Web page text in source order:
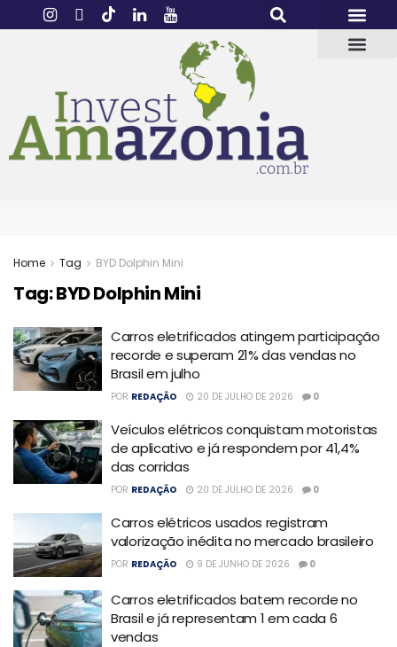
Home Tag BYD Dolphin Mini
Tag:BYD Dolphin Mini
Carros eletrificados atingem participação
recorde e superam 21% das vendas no
Brasil em julho
POR REDAÇÃO 20 DE JULHO DE 2026 0
Veículos elétricos conquistam motoristas
de aplicativo e já respondem por 41,4%
das corridas
POR REDAÇÃO 20 DE JULHO DE 2026 0
Carros elétricos usados registram
valorização inédita no mercado brasileiro
POR REDAÇÃO 9 DE JUNHO DE 2026 0
Carros eletrificados batem recorde no
Brasil e já representam 1 em cada 6
vendas